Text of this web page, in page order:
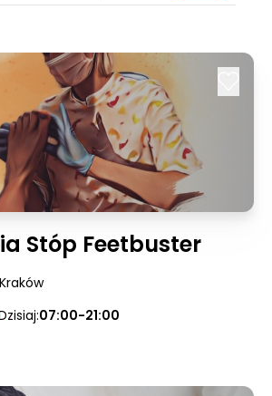
Stóp Feetbuster
07:00-21:00